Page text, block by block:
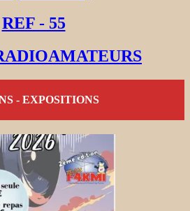
REF - 55
- EXPOSITIONS